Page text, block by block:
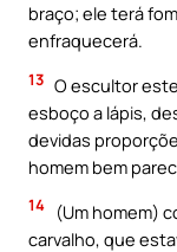
braço; ele terá
enfraquecerá.
13 O escultor
esboço a lápis,
devidas
homem bem
14
(Um homem)
carvalho, que